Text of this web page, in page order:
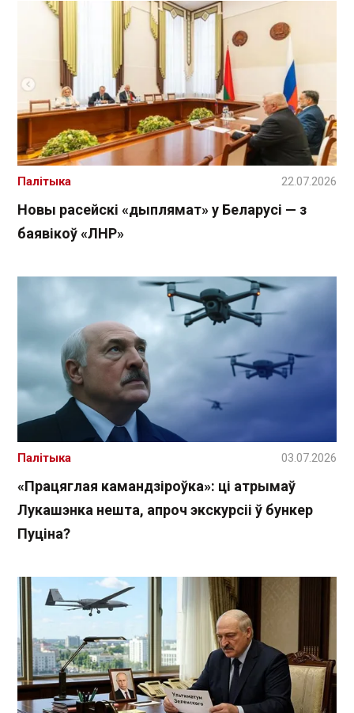
Новы расейскі «дыплямат» у Беларусі — з
баявікоў «ЛНР»
Палітыка 22.07.2026
«Працяглая камандзіроўка»: ці атрымаў
Лукашэнка нешта, апроч экскурсіі ў бункер
Пуціна?
Палітыка 03.07.2026